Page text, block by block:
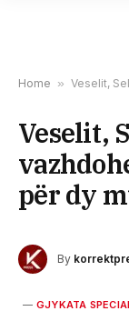
Home » ​Veselit,
​Veselit,
për dy
By
GJYKATA